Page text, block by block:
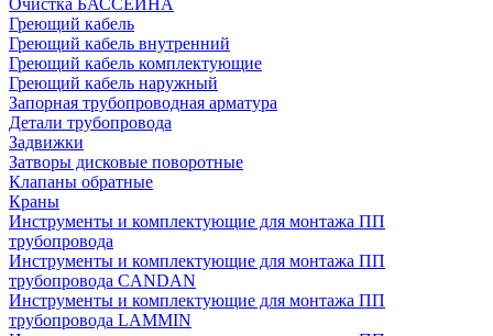
Очистка БАССЕЙНА
Греющий кабель
Греющий кабель внутренний
Греющий кабель комплектующие
Греющий кабель наружный
Запорная трубопроводная арматура
Детали трубопровода
Задвижки
Затворы дисковые поворотные
Клапаны обратные
Краны
Инструменты и комплектующие для монтажа ПП
трубопровода
Инструменты и комплектующие для монтажа ПП
трубопровода CANDAN
Инструменты и комплектующие для монтажа ПП
трубопровода LAMMIN